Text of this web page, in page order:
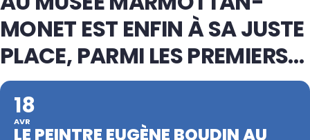
MONET EST ENFIN À SA JUSTE
PLACE, PARMI LES PREMIERS…
18
AVR
LE PEINTRE EUGÈNE BOUDIN AU